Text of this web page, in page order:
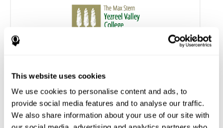
This website uses cookies
We use cookies to personalise content and ads, to
provide social media features and to analyse our traffic.
We also share information about your use of our site with
sobre la adherencia y el rendimiento cognitivo
Shatil E, A Metzer, Horvitz O, Miller R. (2010) Home-based
personalized cognitive training in MS patients: a study of
adherence and cognitive performance. Neurorehabilitación; 26:143-
53.